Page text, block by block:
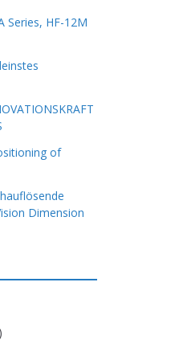
Series, HF-12M
of
Dimension